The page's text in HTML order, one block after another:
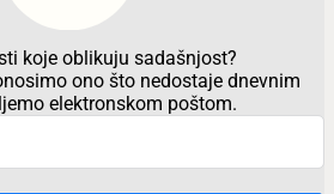
koje oblikuju sadašnjost?
ono što nedostaje dnevnim
elektronskom poštom.